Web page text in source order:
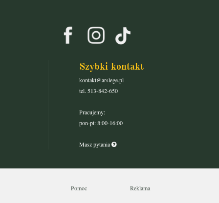
Szybki kontakt
kontakt@arslege.pl
tel. 513-842-650
Pracujemy:
pon-pt: 8:00-16:00
Masz pytania
Pomoc Reklama